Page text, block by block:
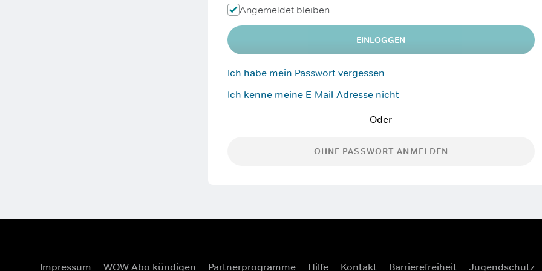
Angemeldet bleiben
EINLOGGEN
Ich habe mein Passwort vergessen
Ich kenne meine E-Mail-Adresse nicht
OHNE PASSWORT ANMELDEN
Impressum WOW Abo kündigen Partnerprogramme Hilfe Kontakt Barrierefreiheit Jugendschutz